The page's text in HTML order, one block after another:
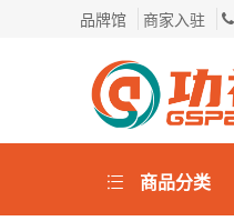
品牌馆 商家入驻
商品分类